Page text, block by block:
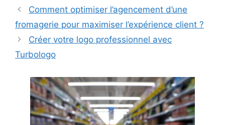
Comment optimiser l’agencement d’une
fromagerie pour maximiser l’expérience client ?
Créer votre logo professionnel avec
Turbologo